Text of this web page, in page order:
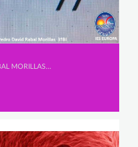
Secundaria, PEDRO DAVID RABAL MORILLAS, ANDREA NIETO CAPARROS y NEREA SÁNCHEZ AIBAR